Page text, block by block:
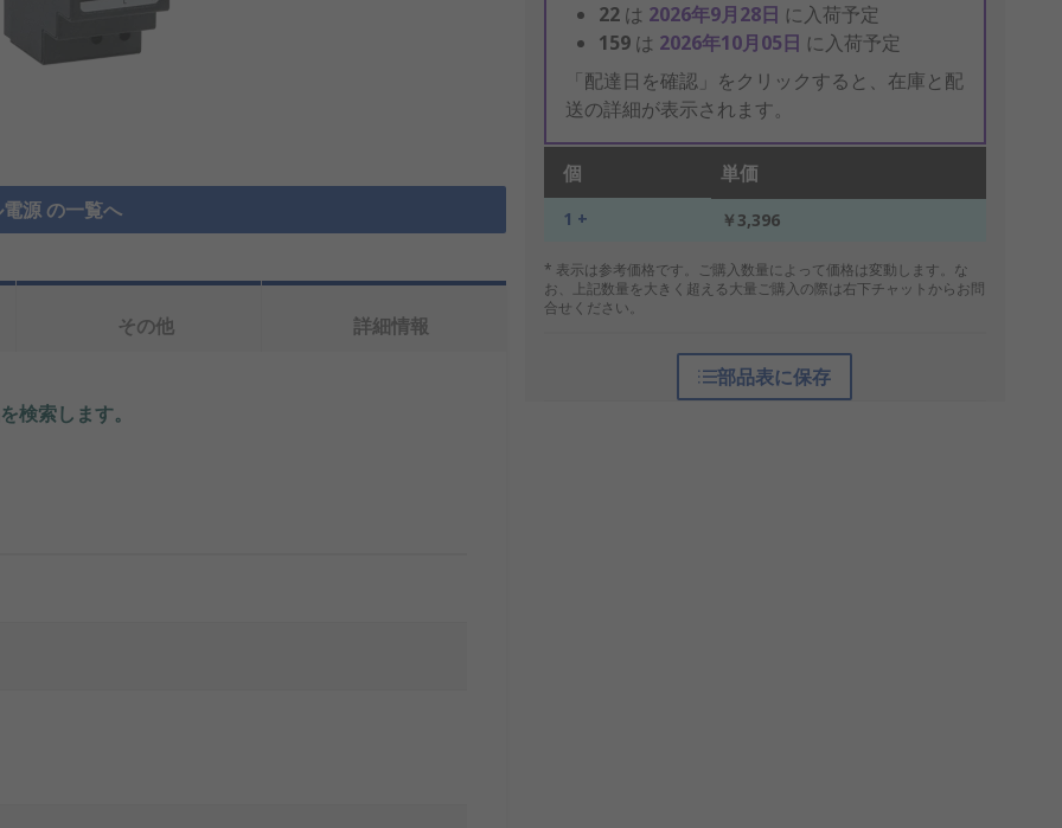
源 の一覧へ
22 は 2026年9月28日 に入荷予定
159 は 2026年10月05日 に入荷予定
「配達日を確認」をクリックすると、在庫と配
送の詳細が表示されます。
個 単価
1 + ￥3,396
* 表示は参考価格です。ご購入数量によって価格は変動します。な
お、上記数量を大きく超える大量ご購入の際は右下チャットからお問
合せください。
部品表に保存
その他 詳細情報
検索します。